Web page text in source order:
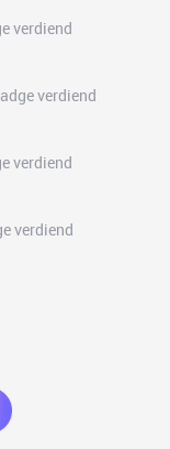
verdiend
verdiend
verdiend
verdiend